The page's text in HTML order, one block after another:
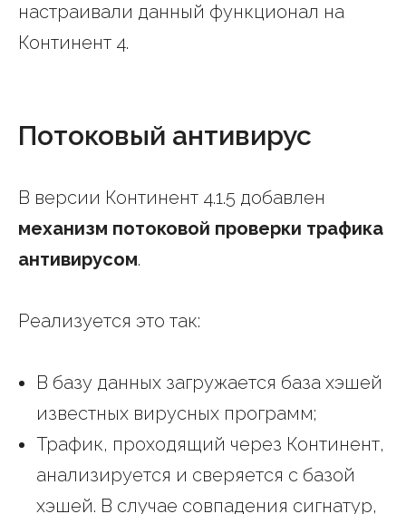
настраивали данный функционал на
Континент 4.
Потоковый антивирус
В версии Континент 4.1.5 добавлен
механизм потоковой проверки трафика
антивирусом.
Реализуется это так:
В базу данных загружается база хэшей
известных вирусных программ;
Трафик, проходящий через Континент,
анализируется и сверяется с базой
хэшей. В случае совпадения сигнатур,